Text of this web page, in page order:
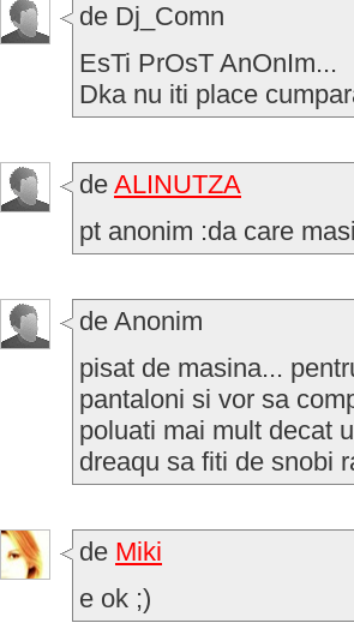
de Dj_Comn
EsTi PrOsT AnOnIm...
Dka nu iti place
de ALINUTZA
pt anonim :da care
de Anonim
pisat de masina...
pantaloni si vor sa
poluati mai mult decat
dreaqu sa fiti de snobi
de Miki
e ok ;)